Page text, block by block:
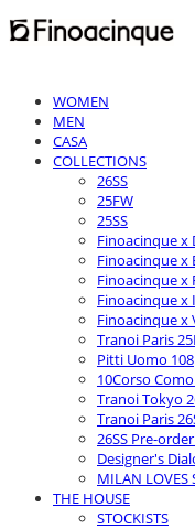
WOMEN
MEN
CASA
COLLECTIONS
26SS
25FW
25SS
Finoacinque x
Finoacinque x
Finoacinque x
Finoacinque x
Finoacinque x
Tranoi Paris
Pitti Uomo 108
10Corso
Tranoi Tokyo
Tranoi Paris
26SS Pre-
Designer's
MILAN LOVES
THE HOUSE
STOCKISTS